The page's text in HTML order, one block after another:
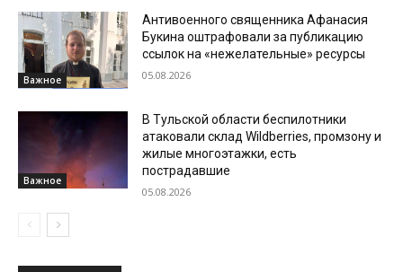
Важное
Антивоенного священника Афанасия
Букина оштрафовали за публикацию
ссылок на «нежелательные» ресурсы
05.08.2026
Важное
В Тульской области беспилотники
атаковали склад Wildberries, промзону и
жилые многоэтажки, есть
пострадавшие
05.08.2026